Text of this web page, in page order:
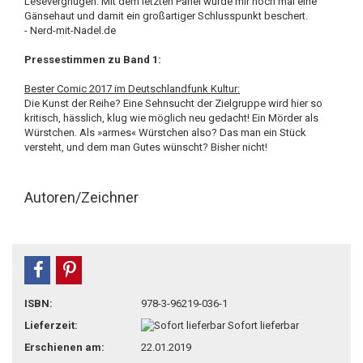
Gänsehaut und damit ein großartiger Schlusspunkt beschert.
- Nerd-mit-Nadel.de
Pressestimmen zu Band 1:
Bester Comic 2017 im Deutschlandfunk Kultur:
Die Kunst der Reihe? Eine Sehnsucht der Zielgruppe wird hier so
kritisch, hässlich, klug wie möglich neu gedacht! Ein Mörder als
Würstchen. Als »armes« Würstchen also? Das man ein Stück
versteht, und dem man Gutes wünscht? Bisher nicht!
Autoren/Zeichner
teilen
ISBN:
978-3-96219-036-1
Lieferzeit:
Sofort lieferbar
Erschienen am:
22.01.2019